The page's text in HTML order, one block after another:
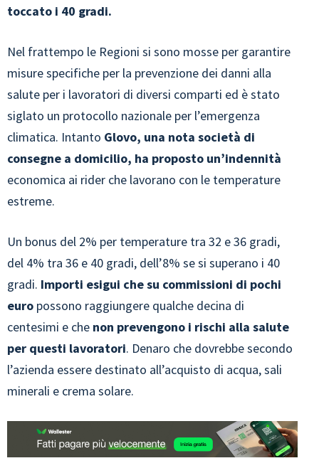
toccato i 40 gradi.
Nel frattempo le Regioni si sono mosse per garantire
misure specifiche per la prevenzione dei danni alla
salute per i lavoratori di diversi comparti ed è stato
siglato un protocollo nazionale per l’emergenza
climatica. Intanto Glovo, una nota società di
consegne a domicilio, ha proposto un’indennità
economica ai rider che lavorano con le temperature
estreme.
Un bonus del 2% per temperature tra 32 e 36 gradi,
del 4% tra 36 e 40 gradi, dell’8% se si superano i 40
gradi. Importi esigui che su commissioni di pochi
euro possono raggiungere qualche decina di
centesimi e che non prevengono i rischi alla salute
per questi lavoratori. Denaro che dovrebbe secondo
l’azienda essere destinato all’acquisto di acqua, sali
minerali e crema solare.